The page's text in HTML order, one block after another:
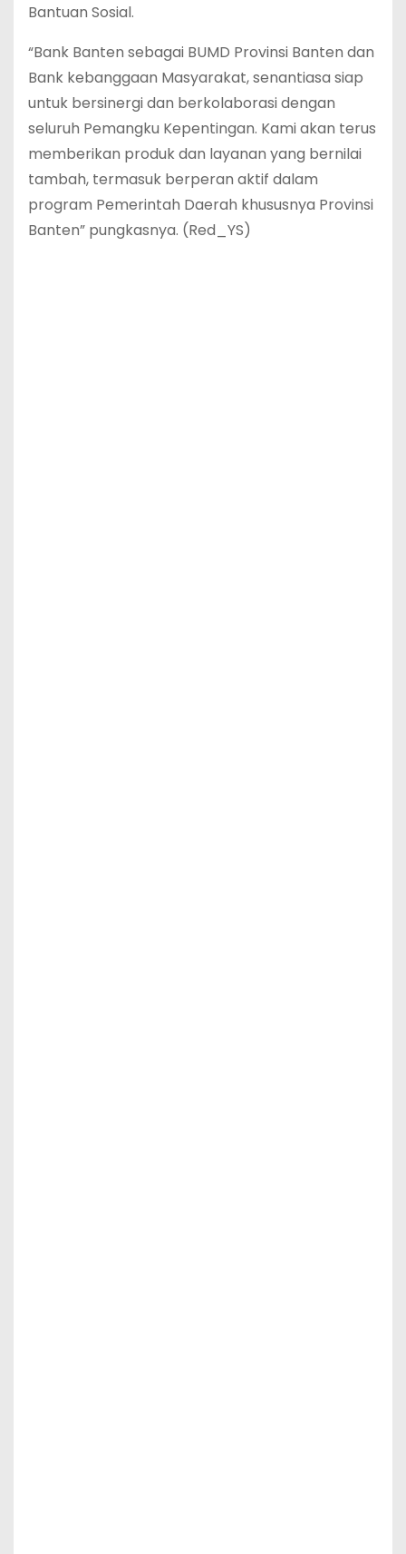
Bantuan Sosial.
“Bank Banten sebagai BUMD Provinsi Banten dan
Bank kebanggaan Masyarakat, senantiasa siap
untuk bersinergi dan berkolaborasi dengan
seluruh Pemangku Kepentingan. Kami akan terus
memberikan produk dan layanan yang bernilai
tambah, termasuk berperan aktif dalam
program Pemerintah Daerah khususnya Provinsi
Banten” pungkasnya. (Red_YS)